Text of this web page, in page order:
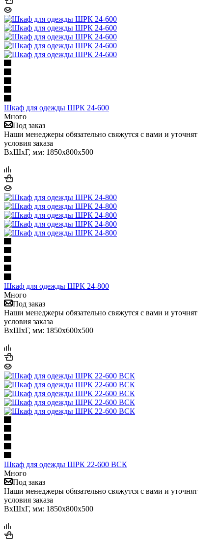
Шкаф для одежды ШРК 24-600
Много
Под заказ
Наши менеджеры обязательно свяжутся с вами и уточнят
условия заказа
ВхШхГ, мм: 1850х800х500
Шкаф для одежды ШРК 24-800
Много
Под заказ
Наши менеджеры обязательно свяжутся с вами и уточнят
условия заказа
ВхШхГ, мм: 1850x600x500
Шкаф для одежды ШРК 22-600 ВСК
Много
Под заказ
Наши менеджеры обязательно свяжутся с вами и уточнят
условия заказа
ВхШхГ, мм: 1850x800x500